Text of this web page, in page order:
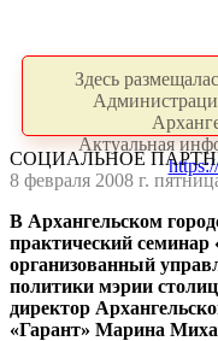
Здесь
Актуальная
СОЦИАЛЬНОЕ
8 февраля 2008 г.
В Архангельском
практический семинар
организованный
политики мэрии
директор
«Гарант» Марина